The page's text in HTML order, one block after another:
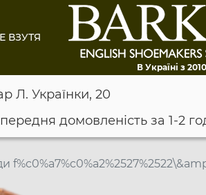
ВЗУТЯ
В Україні з 2010
Л. Українки, 20
домовленість за 1-2